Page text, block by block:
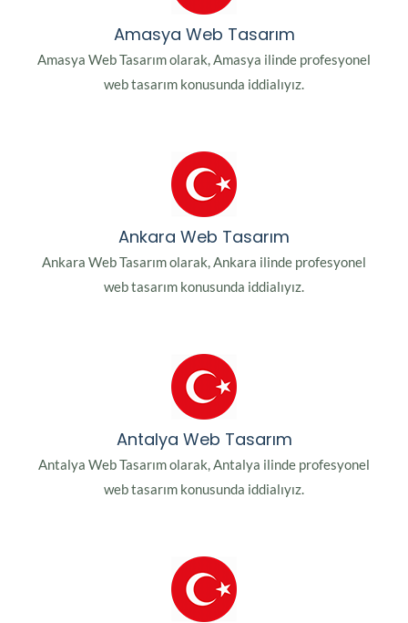
Amasya Web Tasarım
Amasya Web Tasarım olarak, Amasya ilinde profesyonel
web tasarım konusunda iddialıyız.
Ankara Web Tasarım
Ankara Web Tasarım olarak, Ankara ilinde profesyonel
web tasarım konusunda iddialıyız.
Antalya Web Tasarım
Antalya Web Tasarım olarak, Antalya ilinde profesyonel
web tasarım konusunda iddialıyız.